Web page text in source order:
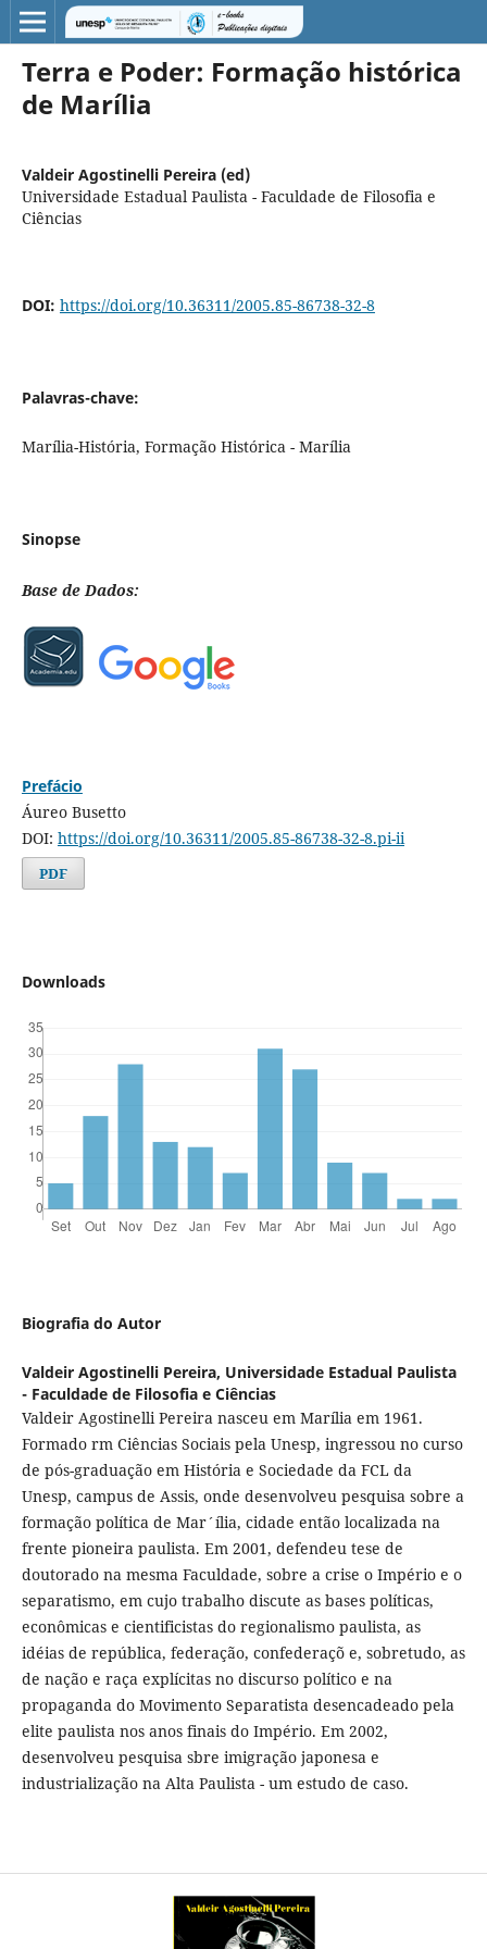
Terra e Poder: Formação histórica
de Marília
Valdeir Agostinelli Pereira (ed)
Universidade Estadual Paulista - Faculdade de Filosofia e
Ciências
DOI: https://doi.org/10.36311/2005.85-86738-32-8
Palavras-chave:
Marília-História, Formação Histórica - Marília
Sinopse
Base de Dados:
Prefácio
Áureo Busetto
DOI: https://doi.org/10.36311/2005.85-86738-32-8.pi-ii
PDF
Downloads
Biografia do Autor
Valdeir Agostinelli Pereira, Universidade Estadual Paulista
- Faculdade de Filosofia e Ciências
Valdeir Agostinelli Pereira nasceu em Marília em 1961.
Formado rm Ciências Sociais pela Unesp, ingressou no curso
de pós-graduação em História e Sociedade da FCL da
Unesp, campus de Assis, onde desenvolveu pesquisa sobre a
formação política de Mar´ília, cidade então localizada na
frente pioneira paulista. Em 2001, defendeu tese de
doutorado na mesma Faculdade, sobre a crise o Império e o
separatismo, em cujo trabalho discute as bases políticas,
econômicas e cientificistas do regionalismo paulista, as
idéias de república, federação, confederaçõ e, sobretudo, as
de nação e raça explícitas no discurso político e na
propaganda do Movimento Separatista desencadeado pela
elite paulista nos anos finais do Império. Em 2002,
desenvolveu pesquisa sbre imigração japonesa e
industrialização na Alta Paulista - um estudo de caso.